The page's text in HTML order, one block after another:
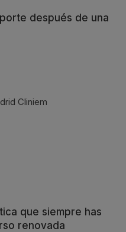
después de una
que siempre has
renovada